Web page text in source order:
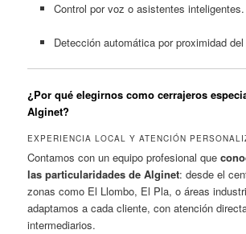
Control por voz o asistentes inteligentes.
Detección automática por proximidad
¿Por qué elegirnos como cerrajeros
Alginet?
EXPERIENCIA LOCAL Y ATENCIÓN
Contamos con un equipo profesional que
las particularidades de Alginet: desde el
zonas como El Llombo, El Pla, o áreas
adaptamos a cada cliente, con atención
intermediarios.